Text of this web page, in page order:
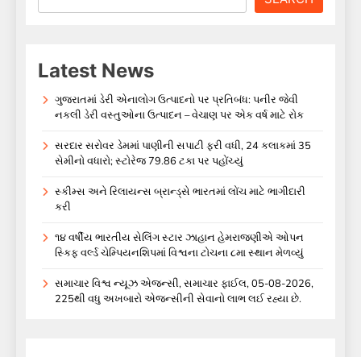
Latest News
ગુજરાતમાં ડેરી એનાલોગ ઉત્પાદનો પર પ્રતિબંધ: પનીર જેવી
નકલી ડેરી વસ્તુઓના ઉત્પાદન – વેચાણ પર એક વર્ષ માટે રોક
સરદાર સરોવર ડેમમાં પાણીની સપાટી ફરી વધી, 24 કલાકમાં 35
સેમીનો વધારો; સ્ટોરેજ 79.86 ટકા પર પહોંચ્યું
સ્કીમ્સ અને રિલાયન્સ બ્રાન્ડ્સે ભારતમાં લોંચ માટે ભાગીદારી
કરી
૧૪ વર્ષીય ભારતીય સેલિંગ સ્ટાર ઝાહાન હેમરાજણીએ ઓપન
સ્કિફ વર્લ્ડ ચેમ્પિયનશિપમાં વિશ્વના ટોચના ૮મા સ્થાન મેળવ્યું
સમાચાર વિશ્વ ન્યૂઝ એજન્સી, સમાચાર ફાઈલ, 05-08-2026,
225થી વધુ અખબારો એજન્સીની સેવાનો લાભ લઈ રહ્યા છે.